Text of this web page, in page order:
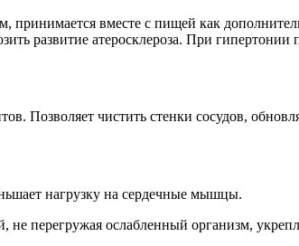
принимается вместе с пищей как
развитие атеросклероза. При
Позволяет чистить стенки сосудов,
нагрузку на сердечные мышцы.
перегружая ослабленный организм,